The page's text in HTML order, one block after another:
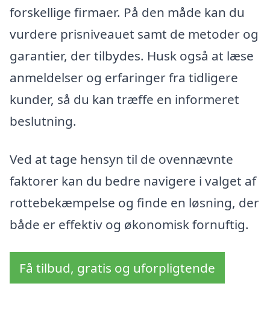
forskellige firmaer. På den måde kan du
vurdere prisniveauet samt de metoder og
garantier, der tilbydes. Husk også at læse
anmeldelser og erfaringer fra tidligere
kunder, så du kan træffe en informeret
beslutning.
Ved at tage hensyn til de ovennævnte
faktorer kan du bedre navigere i valget af
rottebekæmpelse og finde en løsning, der
både er effektiv og økonomisk fornuftig.
Få tilbud, gratis og uforpligtende